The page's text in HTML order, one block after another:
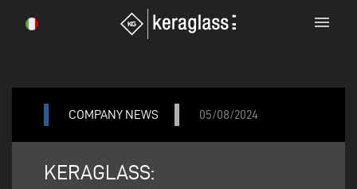
menu
COMPANY NEWS 05/08/2024
KERAGLASS: